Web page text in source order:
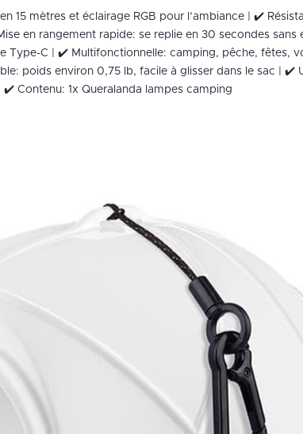
15 mètres et éclairage RGB pour l’ambiance | ✔️
en rangement rapide: se replie en 30 secondes
Type-C | ✔️ Multifonctionnelle: camping, pêche, fêtes,
poids environ 0,75 lb, facile à glisser dans le sac | ✔️
Contenu: 1x Queralanda lampes camping